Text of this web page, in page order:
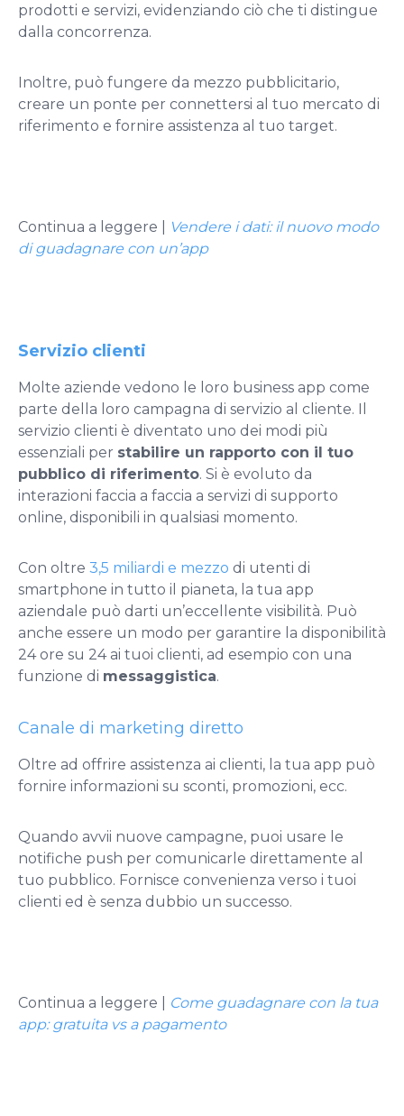
prodotti e servizi, evidenziando ciò che ti distingue
dalla concorrenza.
Inoltre, può fungere da mezzo pubblicitario,
creare un ponte per connettersi al tuo mercato di
riferimento e fornire assistenza al tuo target.
Continua a leggere |
Vendere i dati: il nuovo modo
di guadagnare con un’app
Servizio clienti
Molte aziende vedono le loro business app come
parte della loro campagna di servizio al cliente. Il
servizio clienti è diventato uno dei modi più
essenziali per stabilire un rapporto con il tuo
pubblico di riferimento. Si è evoluto da
interazioni faccia a faccia a servizi di supporto
online, disponibili in qualsiasi momento.
Con oltre 3,5 miliardi e mezzo di utenti di
smartphone in tutto il pianeta, la tua app
aziendale può darti un’eccellente visibilità. Può
anche essere un modo per garantire la disponibilità
24 ore su 24 ai tuoi clienti, ad esempio con una
funzione di messaggistica.
Canale di marketing diretto
Oltre ad offrire assistenza ai clienti, la tua app può
fornire informazioni su sconti, promozioni, ecc.
Quando avvii nuove campagne, puoi usare le
notifiche push per comunicarle direttamente al
tuo pubblico. Fornisce convenienza verso i tuoi
clienti ed è senza dubbio un successo.
Continua a leggere |
Come guadagnare con la tua
app: gratuita vs a pagamento